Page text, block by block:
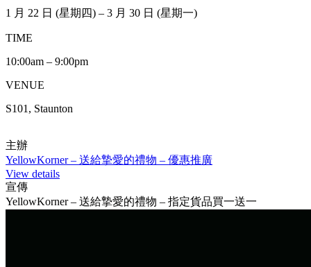
1 月 22 日 (星期四) – 3 月 30 日 (星期一)
TIME
10:00am – 9:00pm
VENUE
S101, Staunton
主辦
YellowKorner – 送給摯愛的禮物 – 優惠推廣
View details
宣傳
YellowKorner – 送給摯愛的禮物 – 指定貨品買一送一